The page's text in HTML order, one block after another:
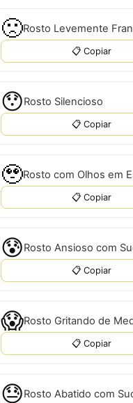
🙁Rosto Levemente
📋 Copiar
😯Rosto Silencioso
📋 Copiar
🥹Rosto com Olhos em
📋 Copiar
😰Rosto Ansioso com
📋 Copiar
😱Rosto Gritando de
📋 Copiar
😓Rosto Abatido com